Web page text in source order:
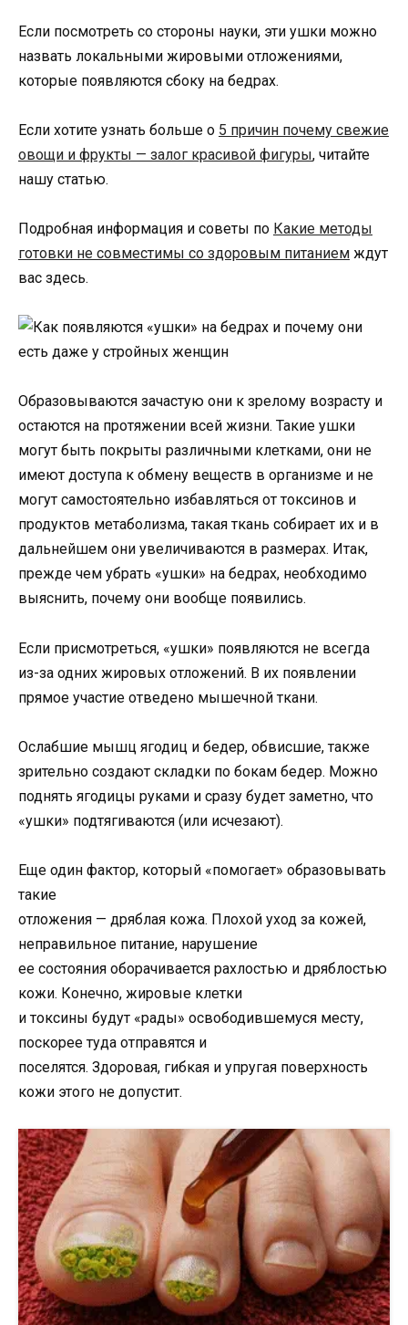
Если посмотреть со стороны науки, эти ушки можно
назвать локальными жировыми отложениями,
которые появляются сбоку на бедрах.
Если хотите узнать больше о 5 причин почему свежие
овощи и фрукты — залог красивой фигуры, читайте
нашу статью.
Подробная информация и советы по Какие методы
готовки не совместимы со здоровым питанием ждут
вас здесь.
Образовываются зачастую они к зрелому возрасту и
остаются на протяжении всей жизни. Такие ушки
могут быть покрыты различными клетками, они не
имеют доступа к обмену веществ в организме и не
могут самостоятельно избавляться от токсинов и
продуктов метаболизма, такая ткань собирает их и в
дальнейшем они увеличиваются в размерах. Итак,
прежде чем убрать «ушки» на бедрах, необходимо
выяснить, почему они вообще появились.
Если присмотреться, «ушки» появляются не всегда
из-за одних жировых отложений. В их появлении
прямое участие отведено мышечной ткани.
Ослабшие мышц ягодиц и бедер, обвисшие, также
зрительно создают складки по бокам бедер. Можно
поднять ягодицы руками и сразу будет заметно, что
«ушки» подтягиваются (или исчезают).
Еще один фактор, который «помогает» образовывать
такие
отложения — дряблая кожа. Плохой уход за кожей,
неправильное питание, нарушение
ее состояния оборачивается рахлостью и дряблостью
кожи. Конечно, жировые клетки
и токсины будут «рады» освободившемуся месту,
поскорее туда отправятся и
поселятся. Здоровая, гибкая и упругая поверхность
кожи этого не допустит.